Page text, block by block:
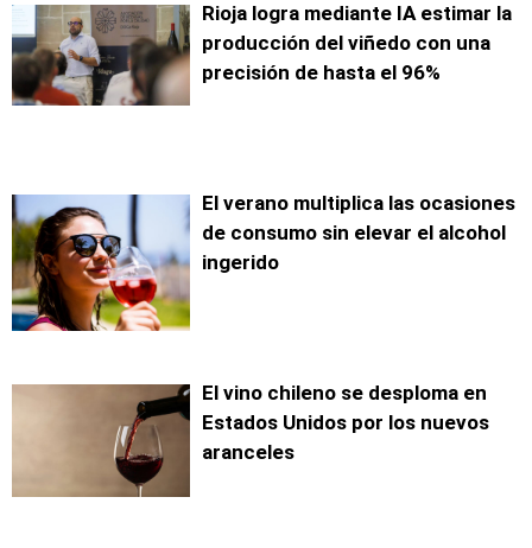
Rioja logra mediante IA estimar la
producción del viñedo con una
precisión de hasta el 96%
El verano multiplica las ocasiones
de consumo sin elevar el alcohol
ingerido
El vino chileno se desploma en
Estados Unidos por los nuevos
aranceles